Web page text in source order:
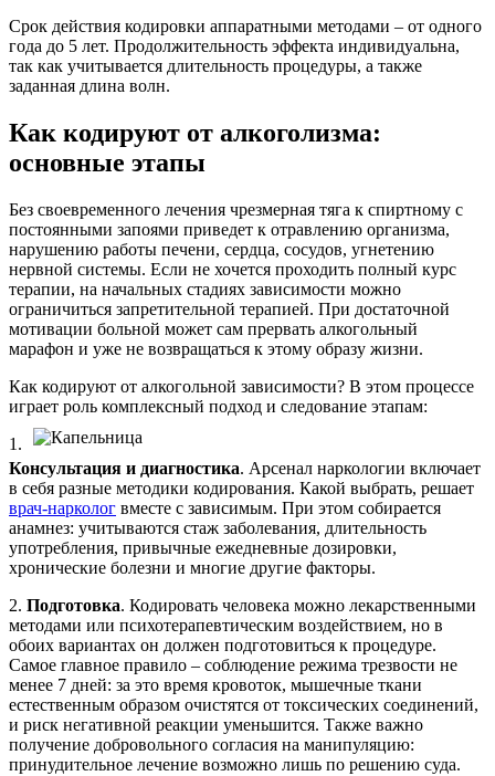
Срок действия кодировки аппаратными методами – от одного
года до 5 лет. Продолжительность эффекта индивидуальна,
так как учитывается длительность процедуры, а также
заданная длина волн.
Как кодируют от алкоголизма:
основные этапы
Без своевременного лечения чрезмерная тяга к спиртному с
постоянными запоями приведет к отравлению организма,
нарушению работы печени, сердца, сосудов, угнетению
нервной системы. Если не хочется проходить полный курс
терапии, на начальных стадиях зависимости можно
ограничиться запретительной терапией. При достаточной
мотивации больной может сам прервать алкогольный
марафон и уже не возвращаться к этому образу жизни.
Как кодируют от алкогольной зависимости? В этом процессе
играет роль комплексный подход и следование этапам:
1.
Консультация и диагностика. Арсенал наркологии включает
в себя разные методики кодирования. Какой выбрать, решает
врач-нарколог вместе с зависимым. При этом собирается
анамнез: учитываются стаж заболевания, длительность
употребления, привычные ежедневные дозировки,
хронические болезни и многие другие факторы.
2. Подготовка. Кодировать человека можно лекарственными
методами или психотерапевтическим воздействием, но в
обоих вариантах он должен подготовиться к процедуре.
Самое главное правило – соблюдение режима трезвости не
менее 7 дней: за это время кровоток, мышечные ткани
естественным образом очистятся от токсических соединений,
и риск негативной реакции уменьшится. Также важно
получение добровольного согласия на манипуляцию:
принудительное лечение возможно лишь по решению суда.